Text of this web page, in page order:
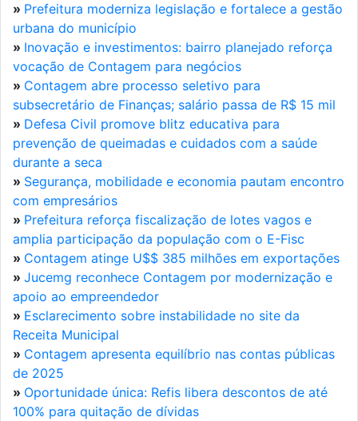
» Prefeitura moderniza legislação e fortalece a gestão
urbana do município
» Inovação e investimentos: bairro planejado reforça
vocação de Contagem para negócios
» Contagem abre processo seletivo para
subsecretário de Finanças; salário passa de R$ 15 mil
» Defesa Civil promove blitz educativa para
prevenção de queimadas e cuidados com a saúde
durante a seca
» Segurança, mobilidade e economia pautam encontro
com empresários
» Prefeitura reforça fiscalização de lotes vagos e
amplia participação da população com o E-Fisc
» Contagem atinge U$$ 385 milhões em exportações
» Jucemg reconhece Contagem por modernização e
apoio ao empreendedor
» Esclarecimento sobre instabilidade no site da
Receita Municipal
» Contagem apresenta equilíbrio nas contas públicas
de 2025
» Oportunidade única: Refis libera descontos de até
100% para quitação de dívidas